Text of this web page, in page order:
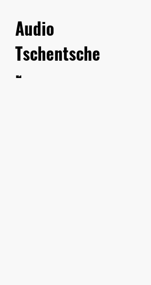
Audio
Tschentsche
r